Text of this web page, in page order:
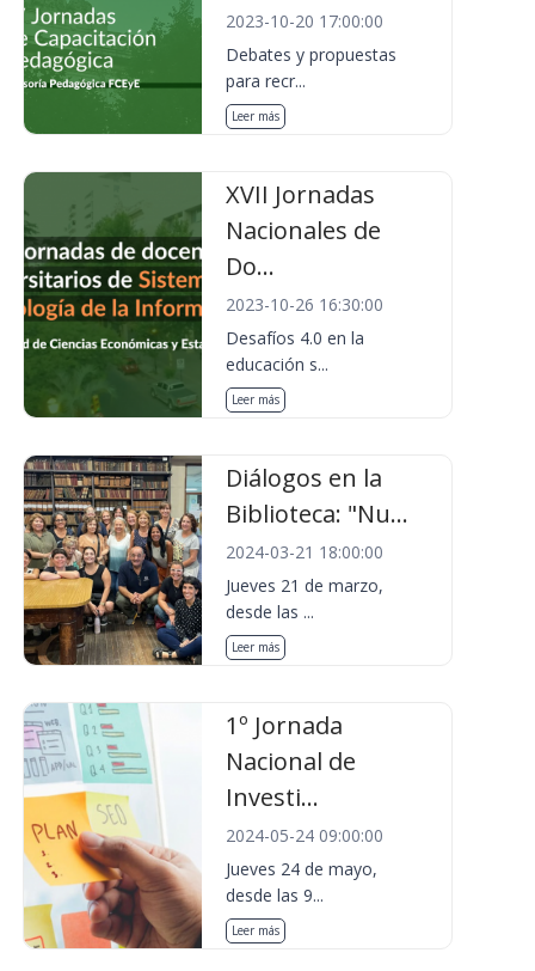
2023-10-20 17:00:00
Debates y propuestas
para recr...
Leer más
XVII Jornadas
Nacionales de
Do...
2023-10-26 16:30:00
Desafíos 4.0 en la
educación s...
Leer más
Diálogos en la
Biblioteca: "Nu...
2024-03-21 18:00:00
Jueves 21 de marzo,
desde las ...
Leer más
1º Jornada
Nacional de
Investi...
2024-05-24 09:00:00
Jueves 24 de mayo,
desde las 9...
Leer más